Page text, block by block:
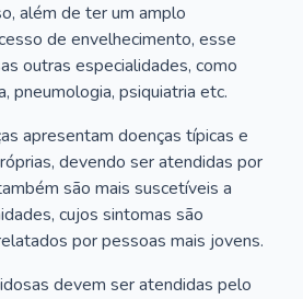
além de ter um amplo
de envelhecimento, esse
outras especialidades, como
pneumologia, psiquiatria etc.
apresentam doenças típicas e
devendo ser atendidas por
são mais suscetíveis a
cujos sintomas são
por pessoas mais jovens.
devem ser atendidas pelo